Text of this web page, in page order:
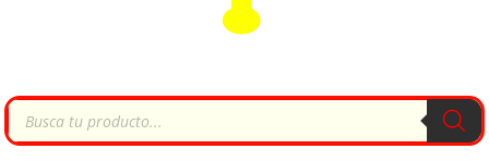
Búsqueda
productos